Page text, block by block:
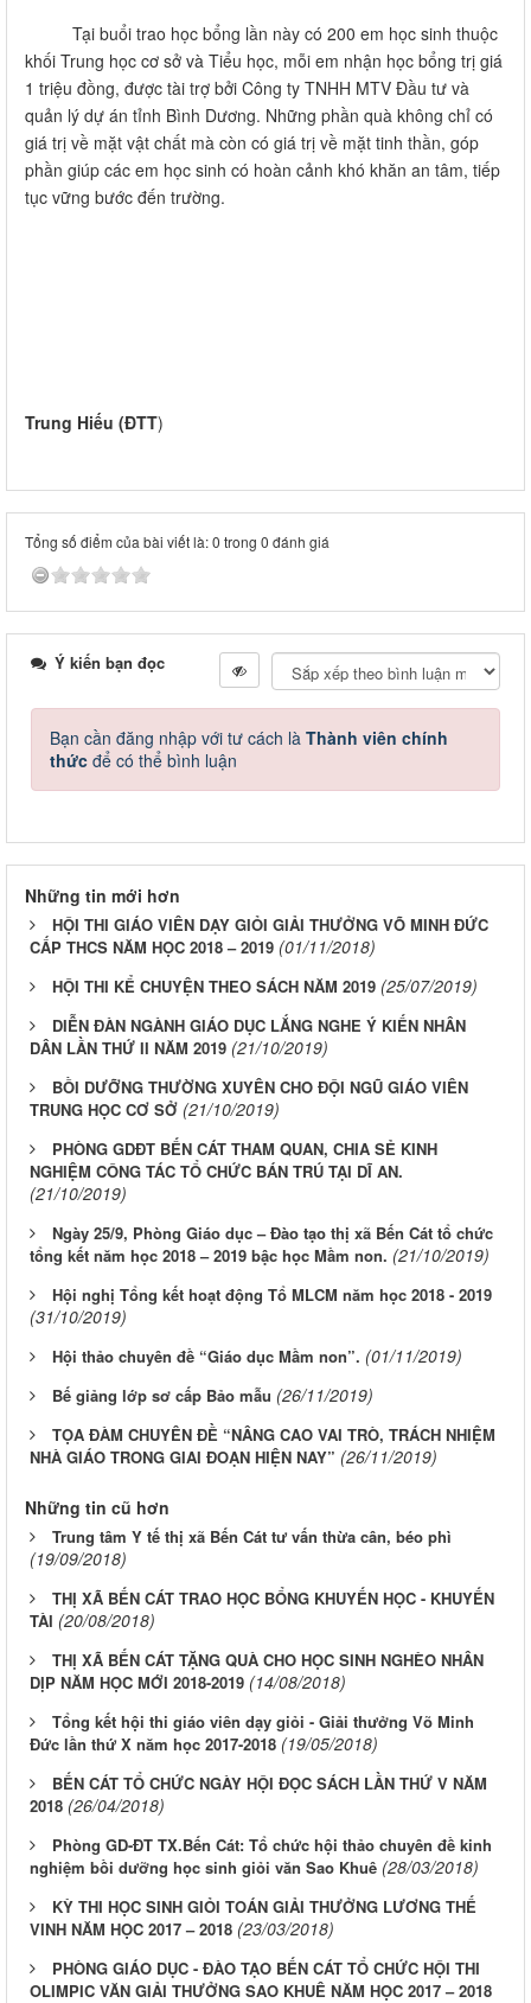
Tại buổi trao học bổng lần này có 200 em học sinh thuộc
khối Trung học cơ sở và Tiểu học, mỗi em nhận học bổng trị giá
1 triệu đồng, được tài trợ bởi Công ty TNHH MTV Đầu tư và
quản lý dự án tỉnh Bình Dương. Những phần quà không chỉ có
giá trị về mặt vật chất mà còn có giá trị về mặt tinh thần, góp
phần giúp các em học sinh có hoàn cảnh khó khăn an tâm, tiếp
tục vững bước đến trường.
Trung Hiếu (ĐTT)
Tổng số điểm của bài viết là: 0 trong 0 đánh giá
Ý kiến bạn đọc
Bạn cần đăng nhập với tư cách là Thành viên chính
thức để có thể bình luận
Những tin mới hơn
HỘI THI GIÁO VIÊN DẠY GIỎI GIẢI THƯỞNG VÕ MINH ĐỨC
CẤP THCS NĂM HỌC 2018 – 2019 (01/11/2018)
HỘI THI KỂ CHUYỆN THEO SÁCH NĂM 2019 (25/07/2019)
DIỄN ĐÀN NGÀNH GIÁO DỤC LẮNG NGHE Ý KIẾN NHÂN
DÂN LẦN THỨ II NĂM 2019 (21/10/2019)
BỒI DƯỠNG THƯỜNG XUYÊN CHO ĐỘI NGŨ GIÁO VIÊN
TRUNG HỌC CƠ SỞ (21/10/2019)
PHÒNG GDĐT BẾN CÁT THAM QUAN, CHIA SẺ KINH
NGHIỆM CÔNG TÁC TỔ CHỨC BÁN TRÚ TẠI DĨ AN.
(21/10/2019)
Ngày 25/9, Phòng Giáo dục – Đào tạo thị xã Bến Cát tổ chức
tổng kết năm học 2018 – 2019 bậc học Mầm non. (21/10/2019)
Hội nghị Tổng kết hoạt động Tổ MLCM năm học 2018 - 2019
(31/10/2019)
Hội thảo chuyên đề “Giáo dục Mầm non”. (01/11/2019)
Bế giảng lớp sơ cấp Bảo mẫu (26/11/2019)
TỌA ĐÀM CHUYÊN ĐỀ “NÂNG CAO VAI TRÒ, TRÁCH NHIỆM
NHÀ GIÁO TRONG GIAI ĐOẠN HIỆN NAY” (26/11/2019)
Những tin cũ hơn
Trung tâm Y tế thị xã Bến Cát tư vấn thừa cân, béo phì
(19/09/2018)
THỊ XÃ BẾN CÁT TRAO HỌC BỔNG KHUYẾN HỌC - KHUYẾN
TÀI (20/08/2018)
THỊ XÃ BẾN CÁT TẶNG QUÀ CHO HỌC SINH NGHÈO NHÂN
DỊP NĂM HỌC MỚI 2018-2019 (14/08/2018)
Tổng kết hội thi giáo viên dạy giỏi - Giải thưởng Võ Minh
Đức lần thứ X năm học 2017-2018 (19/05/2018)
BẾN CÁT TỔ CHỨC NGÀY HỘI ĐỌC SÁCH LẦN THỨ V NĂM
2018 (26/04/2018)
Phòng GD-ĐT TX.Bến Cát: Tổ chức hội thảo chuyên đề kinh
nghiệm bồi dưỡng học sinh giỏi văn Sao Khuê (28/03/2018)
KỲ THI HỌC SINH GIỎI TOÁN GIẢI THƯỞNG LƯƠNG THẾ
VINH NĂM HỌC 2017 – 2018 (23/03/2018)
PHÒNG GIÁO DỤC - ĐÀO TẠO BẾN CÁT TỔ CHỨC HỘI THI
OLIMPIC VĂN GIẢI THƯỞNG SAO KHUÊ NĂM HỌC 2017 – 2018